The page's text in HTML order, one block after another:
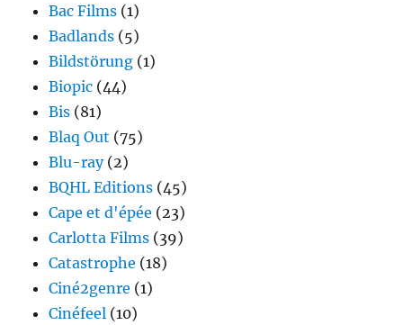
Bac Films (1)
Badlands (5)
Bildstörung (1)
Biopic (44)
Bis (81)
Blaq Out (75)
Blu-ray(2)
BQHL Editions (45)
Cape et d'épée (23)
Carlotta Films (39)
Catastrophe (18)
Ciné2genre (1)
Cinéfeel (10)